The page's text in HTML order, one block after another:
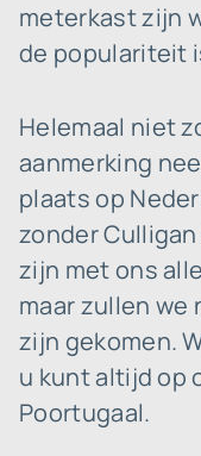
meterkast zijn
de populariteit
Helemaal niet
aanmerking
plaats op
zonder
zijn met ons
maar zullen we
zijn gekomen.
u kunt altijd op
Poortugaal.